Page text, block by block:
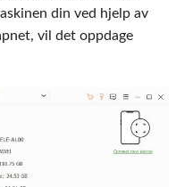
din ved hjelp av
vil det oppdage